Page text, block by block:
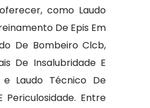
como Laudo
De Epis Em
De Bombeiro Clcb,
De Insalubridade E
e Laudo Técnico De
Periculosidade. Entre